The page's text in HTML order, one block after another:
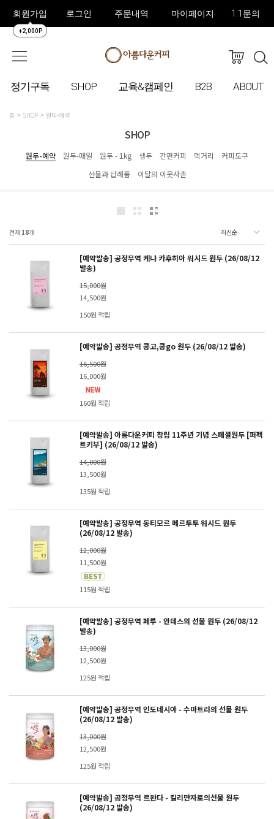
회원가입
+2,000P
로그인 주문내역 마이페이지 1:1문의
정기구독 SHOP 교육&캠페인 B2B ABOUT
홈 SHOP 원두-예약
SHOP
원두-예약 원두-매일 원두 - 1kg 생두 간편커피 먹거리
커피도구
선물과 답례품
이달의 이웃사촌
전체 18개
[예약발송] 공정무역 케냐 카후히아 워시드 원두 (26/08/12
발송)
15,000원
14,500원
150원 적립
[예약발송] 공정무역 콩고,콩go 원두 (26/08/12 발송)
16,500원
16,000원
160원 적립
[예약발송] 아름다운커피 창립 11주년 기념 스페셜원두 [퍼펙
트키부] (26/08/12 발송)
14,000원
13,500원
135원 적립
[예약발송] 공정무역 동티모르 메르투투 워시드 원두
(26/08/12 발송)
12,000원
11,500원
115원 적립
[예약발송] 공정무역 페루 - 안데스의 선물 원두 (26/08/12
발송)
13,000원
12,500원
125원 적립
[예약발송] 공정무역 인도네시아 - 수마트라의 선물 원두
(26/08/12 발송)
13,000원
12,500원
125원 적립
[예약발송] 공정무역 르완다 - 킬리만자로의선물 원두
(26/08/12 발송)